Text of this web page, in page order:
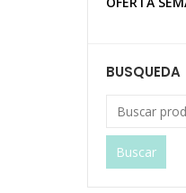
BUSQUEDA
Buscar